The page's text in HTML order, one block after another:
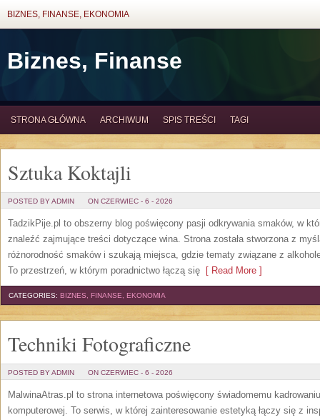
BIZNES, FINANSE, EKONOMIA
Biznes, Finanse
STRONA GŁÓWNA ARCHIWUM SPIS TREŚCI TAGI
Sztuka Koktajli
POSTED BY ADMIN ON CZERWIEC - 6 - 2026
TadzikPije.pl to obszerny blog poświęcony pasji odkrywania smaków, w
znaleźć zajmujące treści dotyczące wina. Strona została stworzona z
różnorodność smaków i szukają miejsca, gdzie tematy związane z
To przestrzeń, w którym poradnictwo łączą się [ Read More ]
CATEGORIES: BIZNES, FINANSE, EKONOMIA
Techniki Fotograficzne
POSTED BY ADMIN ON CZERWIEC - 6 - 2026
MalwinaAtras.pl to strona internetowa poświęcony świadomemu
komputerowej. To serwis, w której zainteresowanie estetyką łączy się z